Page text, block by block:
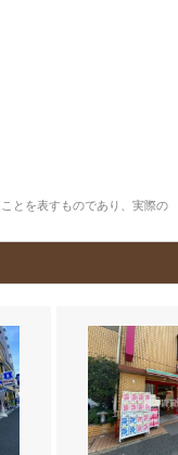
とを表すものであり、実際の